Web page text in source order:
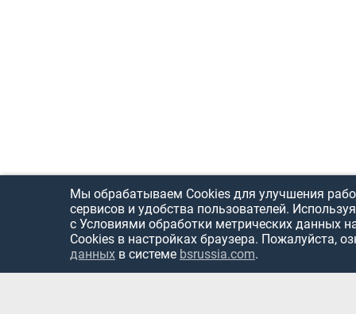
Мы обрабатываем Cookies для улучшения
сервисов и удобства пользователей.
с Условиями обработки метрических данных
Cookies в настройках браузера. Пожалуйста,
данных в системе bsrussia.com.